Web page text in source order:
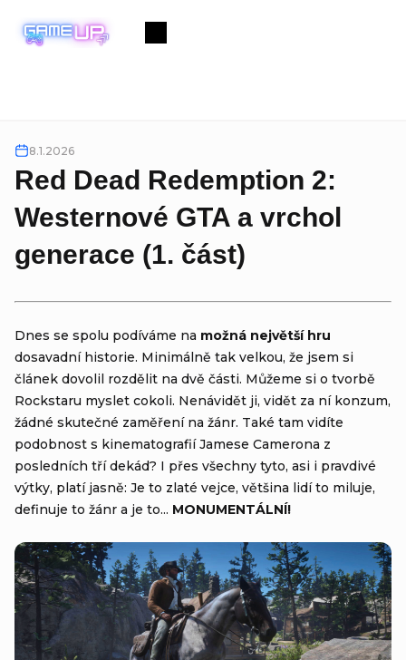
Nákupní
Red Dead Redemption 2:
Westernové GTA a vrchol
generace (1. část)
8.1.2026
Dnes se spolu podíváme na možná největší hru
dosavadní historie. Minimálně tak velkou, že jsem si
článek dovolil rozdělit na dvě části. Můžeme si o tvorbě
Rockstaru myslet cokoli. Nenávidět ji, vidět za ní konzum,
žádné skutečné zaměření na žánr. Také tam vidíte
podobnost s kinematografií Jamese Camerona z
posledních tří dekád? I přes všechny tyto, asi i pravdivé
výtky, platí jasně: Je to zlaté vejce, většina lidí to miluje,
definuje to žánr a je to... MONUMENTÁLNÍ!